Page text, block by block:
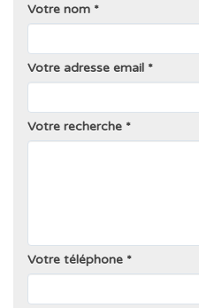
Votre nom
Votre adresse email
Votre recherche
Votre téléphone